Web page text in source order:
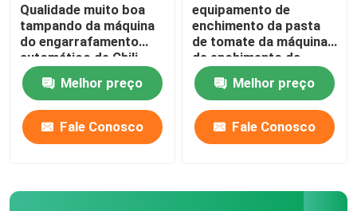
máquina de lavar da garrafa
Qualidade muito boa
tampando da máquina
do engarrafamento
automático de Chili
Sauce
Melhor preço
Fale Conosco
equipamento de
enchimento da pasta
de tomate da máquina
de enchimento da
pasta de tomate da
máquina de enchimento
do molho picante
18000bph
Melhor preço
Fale Conosco